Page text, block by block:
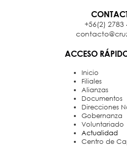
+56(2) 2783
ACCESO
Inicio
Filiales
Alianzas
Documentos
Direcciones
Gobernanza
Voluntariado
Actualidad
Centro de